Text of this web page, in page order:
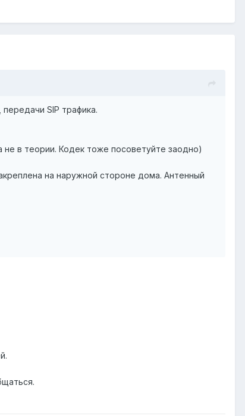
SIP трафика.
в теории. Кодек тоже посоветуйте заодно)
на наружной стороне дома. Антенный